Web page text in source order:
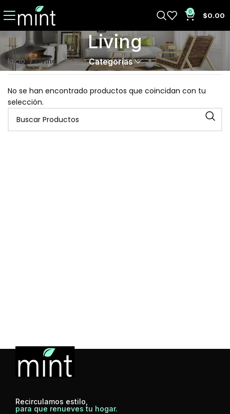
0 $0.00
Living
Categorias
Inicio Living
No se han encontrado productos que coincidan con tu
selección.
Recirculamos estilo,
para que renueves tu hogar.